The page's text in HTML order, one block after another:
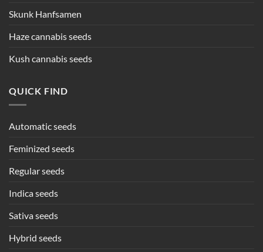
Skunk Hanfsamen
Haze cannabis seeds
Kush cannabis seeds
QUICK FIND
Automatic seeds
Feminized seeds
Regular seeds
Indica seeds
Sativa seeds
Hybrid seeds